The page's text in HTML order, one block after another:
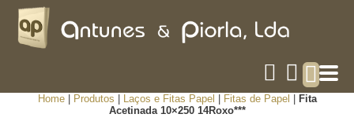
Home| Produtos Laços e Fitas Papel Fitas de Papel
Fita
Acetinada 10×250 14Roxo***